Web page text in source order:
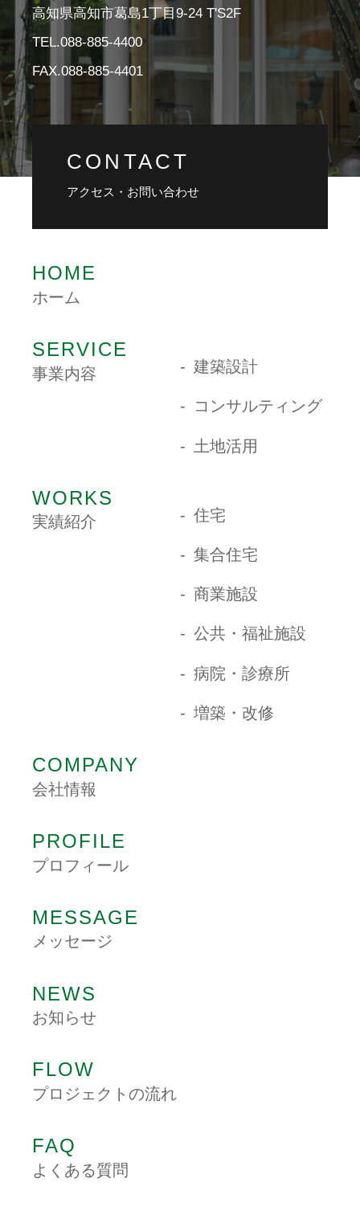
高知県高知市葛島1丁目9-24 T'S2F
TEL.088-885-4400
FAX.088-885-4401
CONTACT
アクセス・お問い合わせ
HOME
ホーム
SERVICE
事業内容 建築設計
コンサルティング
土地活用
WORKS
実績紹介 住宅
集合住宅
商業施設
公共・福祉施設
病院・診療所
増築・改修
COMPANY
会社情報
PROFILE
プロフィール
MESSAGE
メッセージ
NEWS
お知らせ
FLOW
プロジェクトの流れ
FAQ
よくある質問